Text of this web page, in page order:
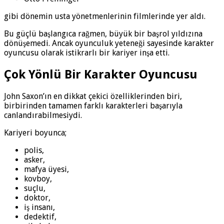
gibi dönemin usta yönetmenlerinin filmlerinde yer aldı.
Bu güçlü başlangıca rağmen, büyük bir başrol yıldızına
dönüşemedi. Ancak oyunculuk yeteneği sayesinde karakter
oyuncusu olarak istikrarlı bir kariyer inşa etti.
Çok Yönlü Bir Karakter Oyuncusu
John Saxon’ın en dikkat çekici özelliklerinden biri,
birbirinden tamamen farklı karakterleri başarıyla
canlandırabilmesiydi.
Kariyeri boyunca;
polis,
asker,
mafya üyesi,
kovboy,
suçlu,
doktor,
iş insanı,
dedektif,